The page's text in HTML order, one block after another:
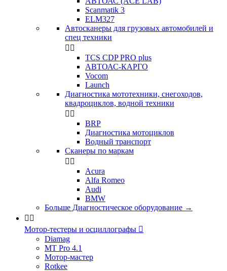
Scanmatik 3
ELM327
Автосканеры для грузовых автомобилей и
спец техники
 
TCS CDP PRO plus
АВТОАС-КАРГО
Vocom
Launch
Диагностика мототехники, снегоходов,
квадроциклов, водной техники
 
BRP
Диагностика мотоциклов
Водный транспорт
Сканеры по маркам
 
Acura
Alfa Romeo
Audi
BMW
Больше Диагностическое оборудование →
 
Мотор-тестеры и осциллографы 
Diamag
MT Pro 4.1
Мотор-мастер
Rotkee